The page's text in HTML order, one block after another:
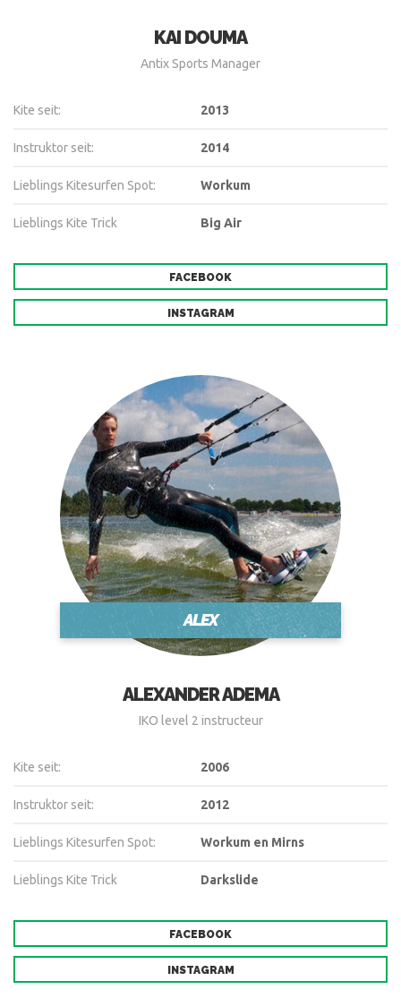
KAI DOUMA
Antix Sports Manager
Kite seit: 2013
Instruktor seit: 2014
Lieblings Kitesurfen Spot: Workum
Lieblings Kite Trick Big Air
FACEBOOK
INSTAGRAM
ALEX
ALEXANDER ADEMA
IKO level 2 instructeur
Kite seit: 2006
Instruktor seit: 2012
Lieblings Kitesurfen Spot: Workum en Mirns
Lieblings Kite Trick Darkslide
FACEBOOK
INSTAGRAM